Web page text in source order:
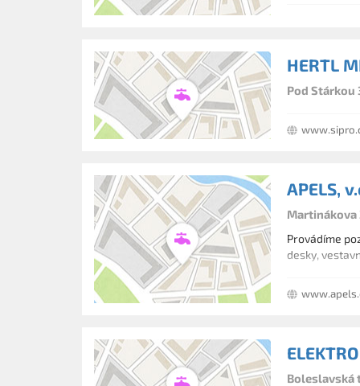
HERTL
Pod Stárkou
APELS,
Martinákova
Provádíme
desky,
Boleslavská